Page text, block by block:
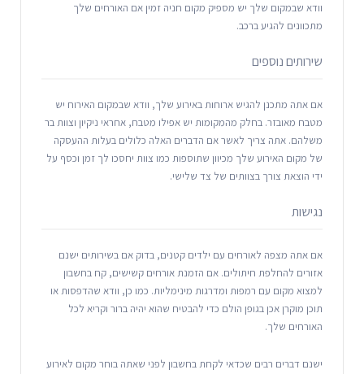
וודא שבמקום שלך יש מספיק מקום חניה זמין אם האורחים שלך
מתכוונים להגיע ברכב.
שירותים נוספים
אם אתה מתכנן להגיש ארוחות באירוע שלך, וודא שבמקום האירוח יש
מטבח מאובזר. בחלק מהמקומות יש אפילו מטבח, אחראי ניקיון וצוות בר
משלהם. אתה צריך לאשר אם הדברים האלה כלולים בעלות ההעסקה
של מקום האירוע שלך מכיוון שתוספות כמו צוות יחסכו לך זמן וכסף על
ידי הוצאת צורך בצוותים של צד שלישי.
נגישות
אם אתה מצפה לאורחים עם ילדים קטנים, בדוק אם בשירותים ישנם
אזורים להחלפת חיתולים. אם הזמנת אורחים קשישים, קח בחשבון
למצוא מקום עם רמפות ומדרגות מינימליות. כמו כן, וודא שהדפסות או
תוכן מוקרן אכן בגופן הולם כדי להבטיח שהוא יהיה ברור וקריא לכל
האורחים שלך.
ישנם דברים רבים שכדאי לקחת בחשבון לפני שאתה בוחר מקום לאירוע